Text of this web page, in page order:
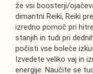
že vsi boosterji/
dimantni Reiki, Reiki
izredno pomoč pri
stanjih in tudi pri
počisti vse boleče
Izvedete veliko vaj in
energije. Naučite se